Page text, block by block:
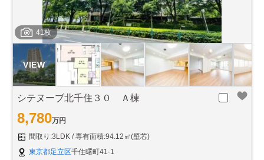
41枚
シテヌーブ北千住３０ Ａ棟
8,780万円
間取り:3LDK
専有面積:94.12㎡(壁芯)
東京都足立区千住曙町41-1